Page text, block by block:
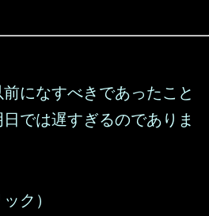
になすべきであったこと
では遅すぎるのでありま
ク）